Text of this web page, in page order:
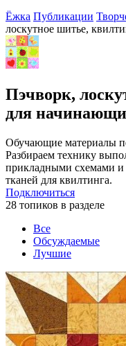
Ёжка Публикации
лоскутное шитье,
Пэчворк,
для
Обучающие материалы
Разбираем технику
прикладными схемами
тканей для квилтинга.
Подключиться
28 топиков в разделе
Все
Обсуждаемые
Лучшие